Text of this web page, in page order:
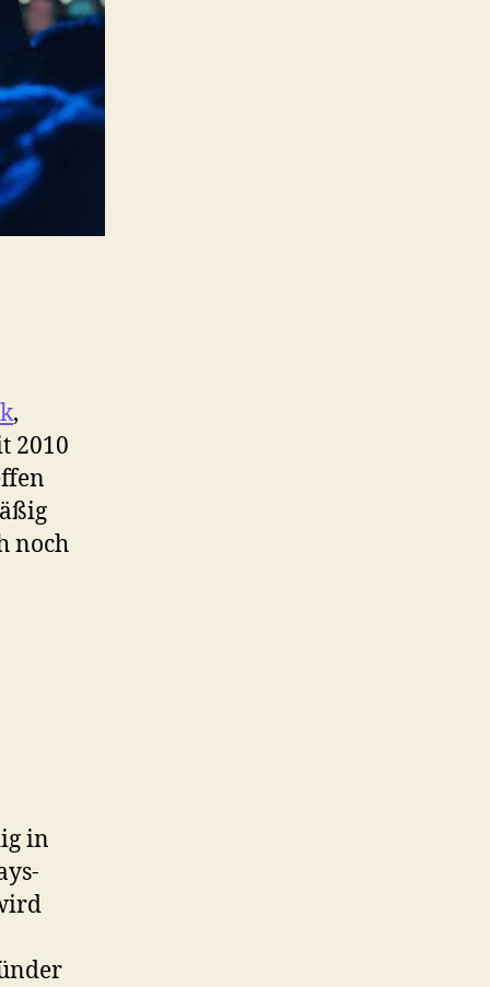
,
2010
noch
in